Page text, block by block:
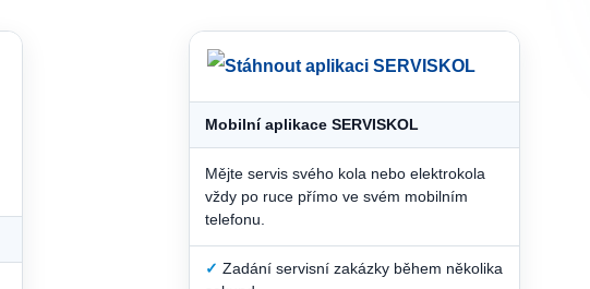
Mobilní aplikace SERVISKOL
Mějte servis svého kola nebo elektrokola
vždy po ruce přímo ve svém mobilním
telefonu.
✓ Zadání servisní zakázky během několika